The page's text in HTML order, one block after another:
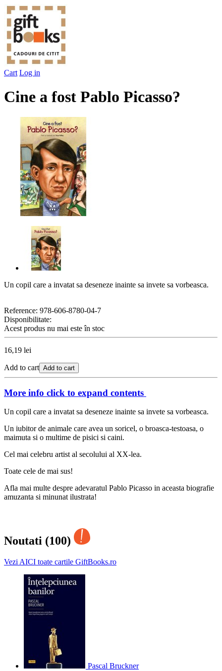
Cart Log in
Cine a fost Pablo Picasso?
Un copil care a invatat sa deseneze inainte sa invete sa vorbeasca.
Reference: 978-606-8780-04-7
Disponibilitate:
Acest produs nu mai este în stoc
16,19 lei
Add to cart Add to cart
More info click to expand contents
Un copil care a invatat sa deseneze inainte sa invete sa vorbeasca.
Un iubitor de animale care avea un soricel, o broasca-testoasa, o
maimuta si o multime de pisici si caini.
Cel mai celebru artist al secolului al XX-lea.
Toate cele de mai sus!
Afla mai multe despre adevaratul Pablo Picasso in aceasta biografie
amuzanta si minunat ilustrata!
Noutati (100)
Vezi AICI toate cartile GiftBooks.ro
Pascal Bruckner